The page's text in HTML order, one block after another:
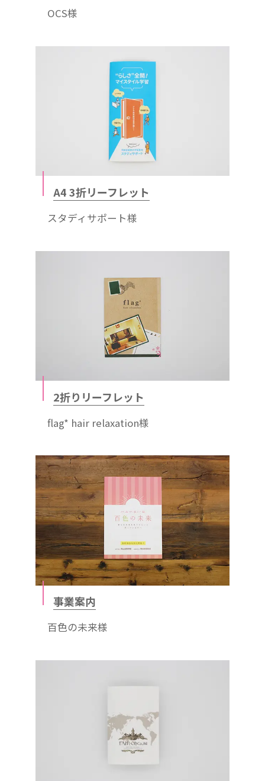
OCS様
A4 3折リーフレット
スタディサポート様
2折りリーフレット
flag* hair relaxation様
事業案内
百色の未来様